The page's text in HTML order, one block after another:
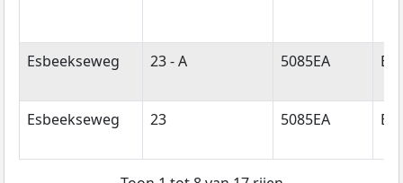
Esbeekseweg 23 - A 5085EA
Esbeekseweg 23 5085EA